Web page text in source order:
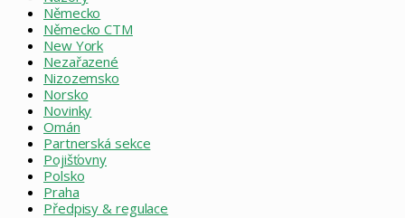
Německo
Německo CTM
New York
Nezařazené
Nizozemsko
Norsko
Novinky
Omán
Partnerská sekce
Pojišťovny
Polsko
Praha
Předpisy & regulace